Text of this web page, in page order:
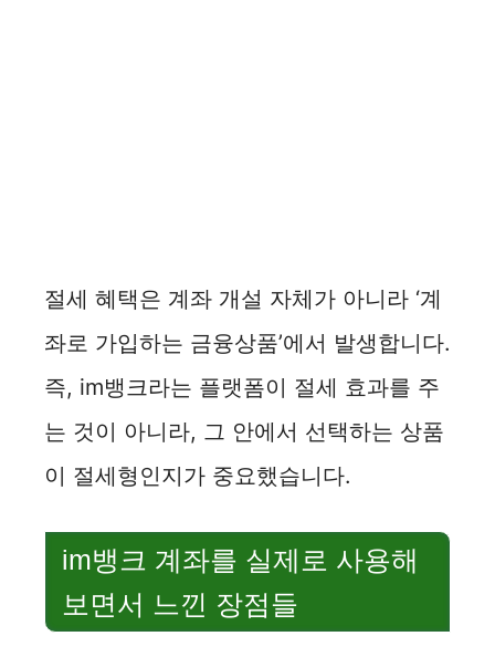
절세 혜택은 계좌 개설 자체가 아니라 ‘계
좌로 가입하는 금융상품’에서 발생합니다.
즉, im뱅크라는 플랫폼이 절세 효과를 주
는 것이 아니라, 그 안에서 선택하는 상품
이 절세형인지가 중요했습니다.
im뱅크 계좌를 실제로 사용해
보면서 느낀 장점들